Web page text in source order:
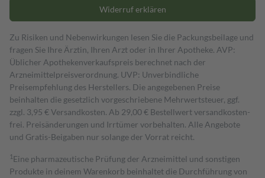
Widerruf erklären
Zu Risiken und Nebenwirkungen lesen Sie die Packungsbeilage und
fragen Sie Ihre Ärztin, Ihren Arzt oder in Ihrer Apotheke. AVP:
Üblicher Apothekenverkaufspreis berechnet nach der
Arzneimittelpreisverordnung. UVP: Unverbindliche
Preisempfehlung des Herstellers. Die angegebenen Preise
beinhalten die gesetzlich vorgeschriebene Mehrwertsteuer, ggf.
zzgl. 3,95 € Versandkosten. Ab 29,00 € Bestell­wert versand­kosten­
frei. Preisänderungen und Irrtümer vorbehalten. Alle Angebote
und Gratis-Beigaben nur solange der Vorrat reicht.
1 Eine pharmazeutische Prüfung der Arzneimittel und sonstigen
Produkte in deinem Warenkorb beinhaltet die Durchführung von